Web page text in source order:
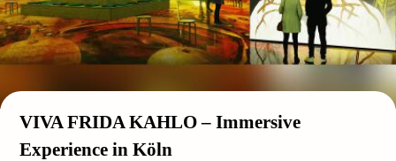
VIVA FRIDA KAHLO – Immersive
Experience in Köln